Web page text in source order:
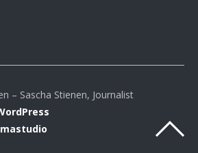
– Sascha Stienen, Journalist